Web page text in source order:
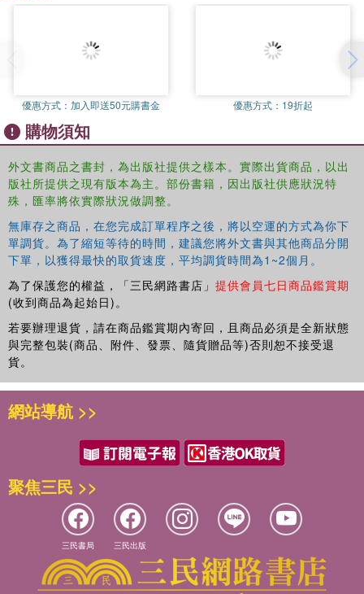
優惠方式： 加入即送50元購書金 優惠方式： 19折起
購物須知
外文書商品之書封，為出版社提供之樣本。實際出貨商品，以出
版社所提供之現有版本為主。部份書籍，因出版社供應狀況特
殊，匯率將依實際狀況做調整。
無庫存之商品，在您完成訂單程序之後，將以空運的方式為你下
單調貨。為了縮短等待的時間，建議您將外文書與其他商品分開
下單，以獲得最快的取貨速度，平均調貨時間為1~2個月。
為了保護您的權益，「三民網路書店」 提供會員七日商品鑑賞期
(收到商品為起始日)。
若要辦理退貨，請在商品鑑賞期內寄回，且商品必須是全新狀態
與完整包裝(商品、附件、發票、隨貨贈品等)否則恕不接受退
貨。
網站導航 >>
聚焦三民 >>
三民書局 三民出版